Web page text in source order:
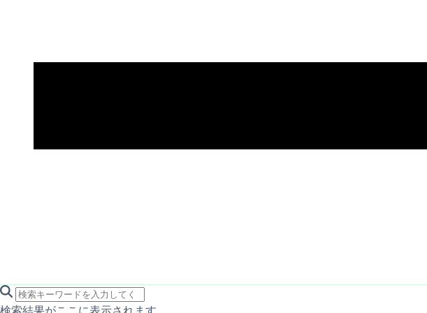
search icon